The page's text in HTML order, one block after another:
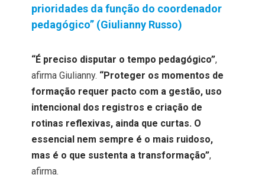
prioridades da função do coordenador
pedagógico” (Giulianny Russo)
“É preciso disputar o tempo pedagógico”,
afirma Giulianny. “Proteger os momentos de
formação requer pacto com a gestão, uso
intencional dos registros e criação de
rotinas reflexivas, ainda que curtas. O
essencial nem sempre é o mais ruidoso,
mas é o que sustenta a transformação”,
afirma.